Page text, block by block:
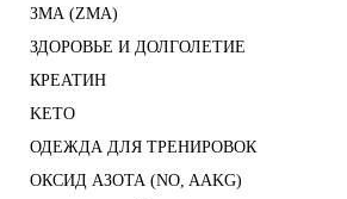
ЗМА (ZMA)
ЗДОРОВЬЕ И ДОЛГОЛЕТИЕ
КРЕАТИН
KETO
ОДЕЖДА ДЛЯ ТРЕНИРОВОК
ОКСИД АЗОТА (NO, AAKG)